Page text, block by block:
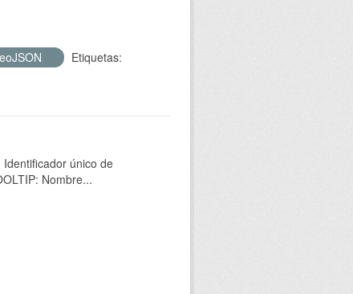
Etiquetas:
Identificador único de
Nombre...